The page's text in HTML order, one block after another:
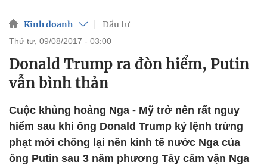
Kinh doanh Đầu tư
thứ tư, 09/08/2017 - 03:00
Donald Trump ra đòn hiểm, Putin
vẫn bình thản
Cuộc khủng hoảng Nga - Mỹ trở nên rất nguy
hiểm sau khi ông Donald Trump ký lệnh trừng
phạt mới chống lại nền kinh tế nước Nga của
ông Putin sau 3 năm phương Tây cấm vận Nga